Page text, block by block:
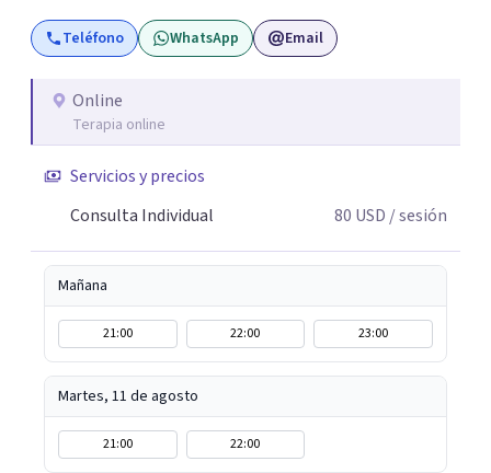
mental y he trabajado en distintos contextos clínicos con
niños, Adolescentes y Adultos
Teléfono WhatsApp Email
Online
Terapia online
Servicios y precios
Consulta Individual
80 USD / sesión
Mañana
21:00 22:00 23:00
Martes, 11 de agosto
21:00 22:00